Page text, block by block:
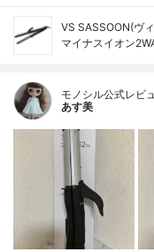
VS SASSOON(ヴ
マイナスイオン
モノシル公式レビ
あす美